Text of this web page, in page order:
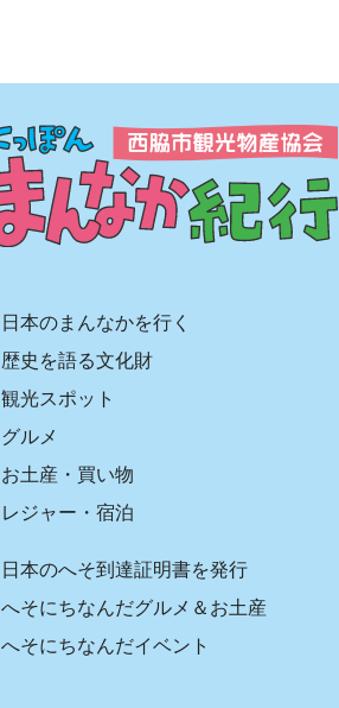
日本のまんなかを行く
歴史を語る文化財
観光スポット
グルメ
お土産・買い物
レジャー・宿泊
日本のへそ到達証明書を発行
へそにちなんだグルメ＆お土産
へそにちなんだイベント